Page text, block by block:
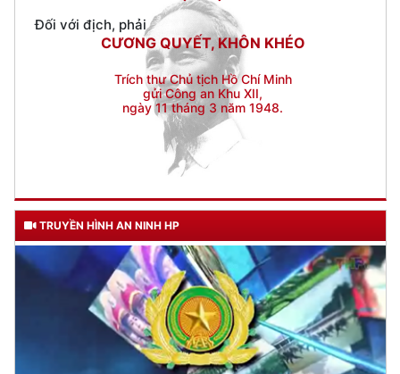
Trích thư Chủ tịch Hồ Chí Minh
gửi Công an Khu XII,
ngày 11 tháng 3 năm 1948.
TRUYỀN HÌNH AN NINH HP